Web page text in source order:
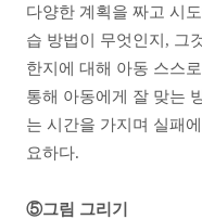
다양한 계획을 짜고 시
습 방법이 무엇인지, 그
한지에 대해 아동 스스
통해 아동에게 잘 맞는
는 시간을 가지며 실패
요하다.
⑤그림 그리기